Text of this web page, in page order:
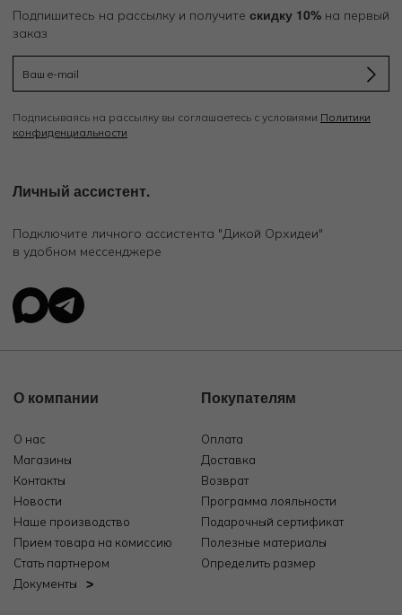
Подпишитесь на рассылку и получите скидку 10% на первый
заказ
Подписываясь на рассылку вы соглашаетесь с условиями Политики
конфиденциальности
Личный ассистент.
Подключите личного ассистента "Дикой Орхидеи"
в удобном мессенджере
О компании
О нас
Магазины
Контакты
Новости
Наше производство
Прием товара на комиссию
Стать партнером
Документы
Покупателям
Оплата
Доставка
Возврат
Программа лояльности
Подарочный сертификат
Полезные материалы
Определить размер